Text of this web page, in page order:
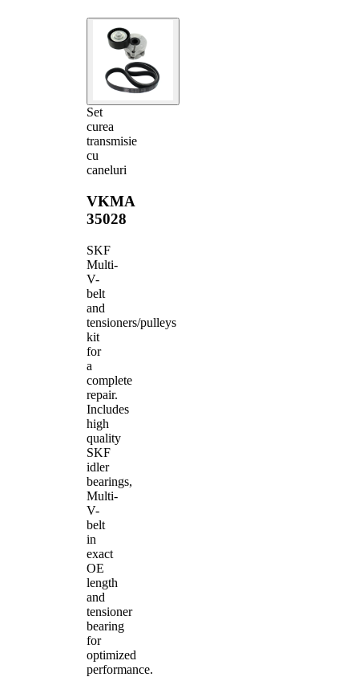
Set
curea
transmisie
cu
caneluri
VKMA
35028
SKF
Multi-
V-
belt
and
tensioners/pulleys
kit
for
a
complete
repair.
Includes
high
quality
SKF
idler
bearings,
Multi-
V-
belt
in
exact
OE
length
and
tensioner
bearing
for
optimized
performance.